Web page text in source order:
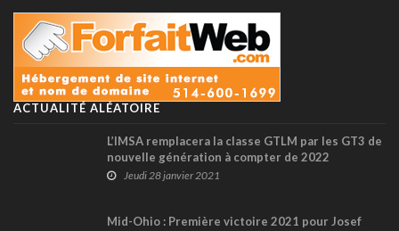
ACTUALITÉ ALÉATOIRE
L’IMSA remplacera la classe GTLM par les GT3 de
nouvelle génération à compter de 2022
Jeudi 28 janvier 2021
Mid-Ohio : Première victoire 2021 pour Josef